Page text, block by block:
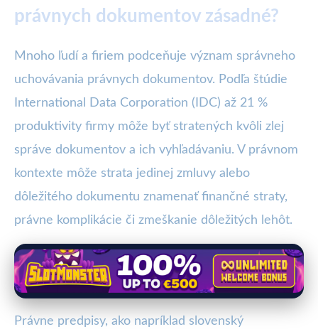
právnych dokumentov zásadné?
Mnoho ľudí a firiem podceňuje význam správneho
uchovávania právnych dokumentov. Podľa štúdie
International Data Corporation (IDC) až 21 %
produktivity firmy môže byť stratených kvôli zlej
správe dokumentov a ich vyhľadávaniu. V právnom
kontexte môže strata jedinej zmluvy alebo
dôležitého dokumentu znamenať finančné straty,
právne komplikácie či zmeškanie dôležitých lehôt.
Právne predpisy, ako napríklad slovenský